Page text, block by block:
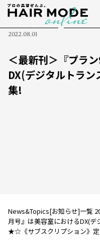
2022.08.01
＜最新刊＞『プラ
DX(デジタルトラ
集!
News&Topics[お知らせ]一覧
月号』は美容室におけるDX(
★☆《サブスクリプション》